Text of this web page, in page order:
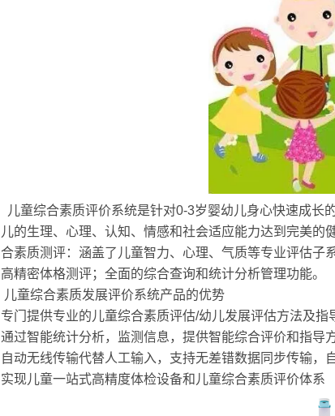
儿童综合素质评价系统是针对0-3岁婴幼儿身心快速成长
儿的生理、心理、认知、情感和社会适应能力达到完美的
合素质测评：涵盖了儿童智力、心理、气质等专业评估
高精密体格测评；全面的综合查询和统计分析管理功能。
儿童综合素质发展评价系统产品的优势
专门提供专业的儿童综合素质评估/幼儿发展评估方法及指
通过智能统计分析，监测信息，提供智能综合评价和指导
自动无线传输代替人工输入，支持无差错数据同步传输，
实现儿童一站式高精度体检设备和儿童综合素质评价体系